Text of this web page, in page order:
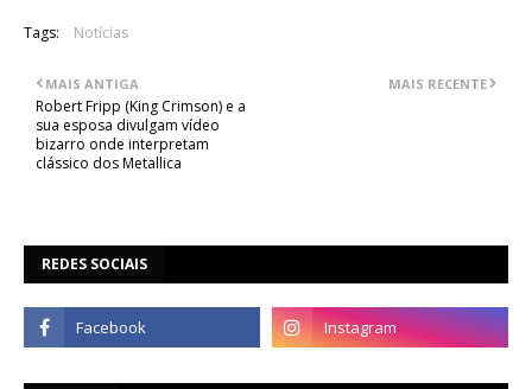
Tags: Notícias
MAIS RECENTE
MAIS ANTIGA
Robert Fripp (King Crimson) e a
sua esposa divulgam vídeo
bizarro onde interpretam
clássico dos Metallica
REDES SOCIAIS